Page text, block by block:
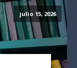
julio 15, 2026